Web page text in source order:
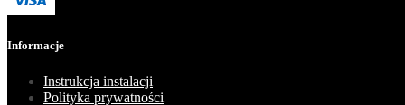
Informacje
Instrukcja instalacji
Polityka prywatności